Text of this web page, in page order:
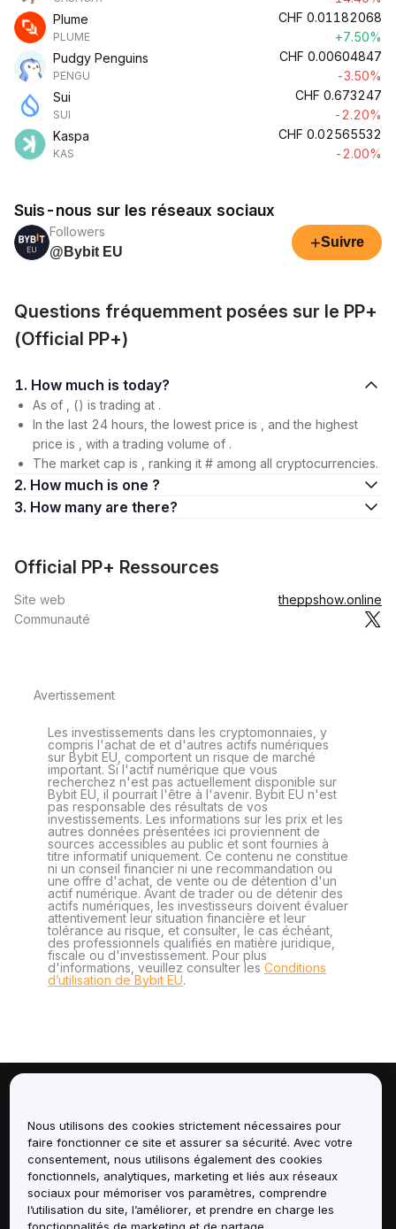
Plume
PLUME
CHF 0.01182068
+7.50%
Pudgy Penguins
PENGU
CHF 0.00604847
-3.50%
Sui
SUI
CHF 0.673247
-2.20%
Kaspa
KAS
CHF 0.02565532
-2.00%
Suis-nous sur les réseaux sociaux
Followers
@Bybit EU
+Suivre
Questions fréquemment posées sur le PP+
(Official PP+)
1. How much is today?
As of , () is trading at .
In the last 24 hours, the lowest price is , and the highest
price is , with a trading volume of .
The market cap is , ranking it # among all cryptocurrencies.
2. How much is one ?
3. How many are there?
Official PP+ Ressources
Site web
theppshow.online
Communauté
Avertissement
Les investissements dans les cryptomonnaies, y
compris l'achat de et d'autres actifs numériques
sur Bybit EU, comportent un risque de marché
important. Si l'actif numérique que vous
recherchez n'est pas actuellement disponible sur
Bybit EU, il pourrait l'être à l'avenir. Bybit EU n'est
pas responsable des résultats de vos
investissements. Les informations sur les prix et les
autres données présentées ici proviennent de
sources accessibles au public et sont fournies à
titre informatif uniquement. Ce contenu ne constitue
ni un conseil financier ni une recommandation ou
une offre d'achat, de vente ou de détention d'un
actif numérique. Avant de trader ou de détenir des
actifs numériques, les investisseurs doivent évaluer
attentivement leur situation financière et leur
tolérance au risque, et consulter, le cas échéant,
des professionnels qualifiés en matière juridique,
fiscale ou d'investissement. Pour plus
d'informations, veuillez consulter les Conditions
d’utilisation de Bybit EU.
Services
Assistance
Nous utilisons des cookies strictement nécessaires pour
faire fonctionner ce site et assurer sa sécurité. Avec votre
consentement, nous utilisons également des cookies
fonctionnels, analytiques, marketing et liés aux réseaux
sociaux pour mémoriser vos paramètres, comprendre
l’utilisation du site, l’améliorer, et prendre en charge les